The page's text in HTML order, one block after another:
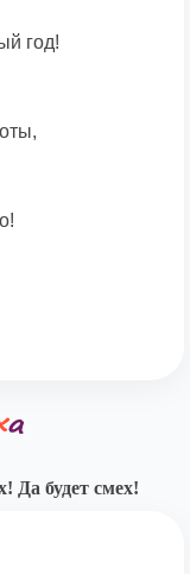
год!
Да будет смех!